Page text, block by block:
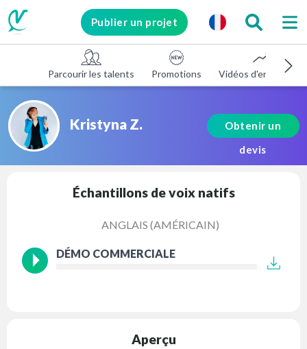
Publier un projet
Parcourir les talents Promotions Vidéos d'entreprise
Kristyna Z.
Obtenir un
devis
Échantillons de voix natifs
ANGLAIS (AMÉRICAIN)
DÉMO COMMERCIALE
Aperçu